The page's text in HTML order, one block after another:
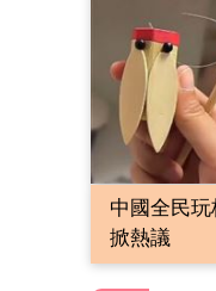
中國全民
掀熱議